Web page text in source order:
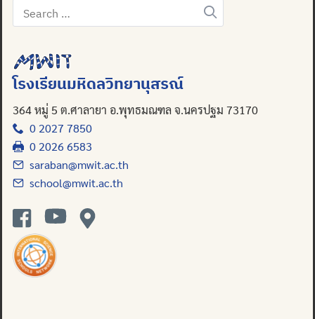
Search
Search
for:
โรงเรียนมหิดลวิทยานุสรณ์
364 หมู่ 5 ต.ศาลายา อ.พุทธมณฑล จ.นครปฐม 73170
0 2027 7850
0 2026 6583
saraban@mwit.ac.th
school@mwit.ac.th